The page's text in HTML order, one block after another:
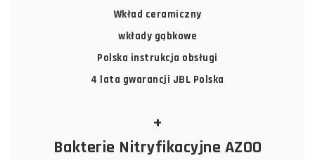
Wkład ceramiczny
wkłady gąbkowe
Polska instrukcja obsługi
4 lata gwarancji JBL Polska
+
Bakterie Nitryfikacyjne AZOO